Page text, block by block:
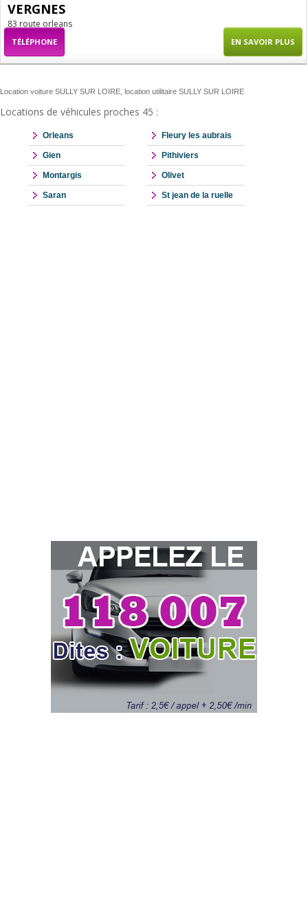
VERGNES
83 route orleans
TÉLÉPHONE EN SAVOIR PLUS
Location voiture SULLY SUR LOIRE, location utilitaire SULLY SUR LOIRE
Locations de véhicules proches 45 :
Orleans Fleury les aubrais
Gien Pithiviers
Montargis Olivet
Saran St jean de la ruelle